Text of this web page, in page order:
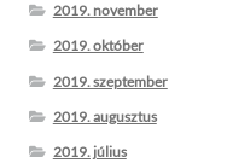
2019. november
2019. október
2019. szeptember
2019. augusztus
2019. július